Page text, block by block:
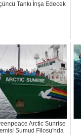
Tankı İnşa Edecek
Arctic Sunrise
Sumud Filosu'nda